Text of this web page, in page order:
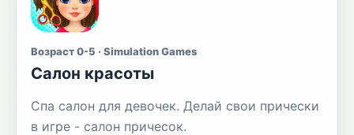
Возраст 0-5 · Simulation Games
Салон красоты
Спа салон для девочек. Делай свои прически
в игре - салон причесок.